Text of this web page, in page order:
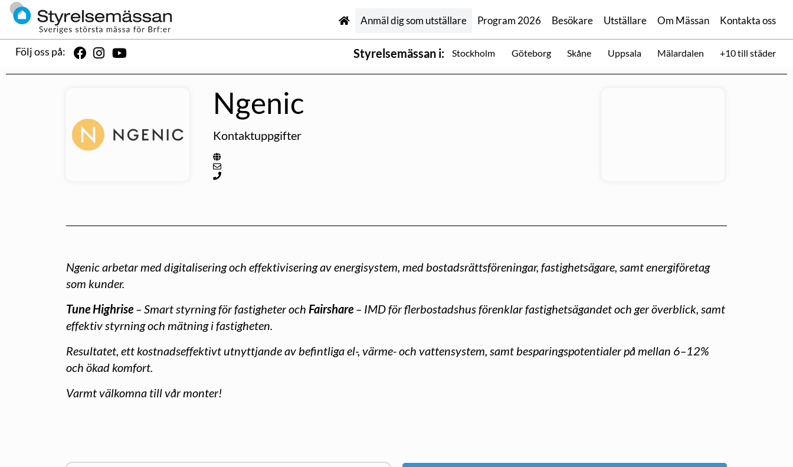
Anmäl dig som utställare Program 2026 Besökare Utställare Om Mässan Kontakta oss
Följ oss på: Styrelsemässan i: Stockholm Göteborg Skåne Uppsala Mälardalen +10 till städer
Ngenic
Kontaktuppgifter
Ngenic arbetar med digitalisering och effektivisering av energisystem, med bostadsrättsföreningar, fastighetsägare, samt energiföretag
som kunder.
Tune Highrise– Smart styrning för fastigheter och Fairshare– IMD för flerbostadshus förenklar fastighetsägandet och ger överblick, samt
effektiv styrning och mätning i fastigheten.
Resultatet, ett kostnadseffektivt utnyttjande av befintliga el-, värme- och vattensystem, samt besparingspotentialer på mellan 6–12%
och ökad komfort.
Varmt välkomna till vår monter!